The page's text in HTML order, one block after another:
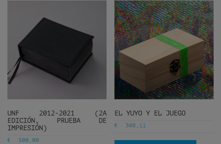
UNF 2012-2021 (2A
EDICIÓN, PRUEBA DE
IMPRESIÓN)
€ 500,00
EL YUYO Y EL JUEGO
€ 308,11